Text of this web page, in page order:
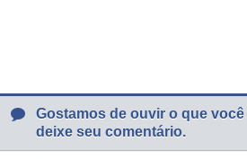
Gostamos de ouvir o que você
deixe seu comentário.